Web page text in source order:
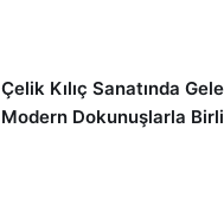
Çelik Kılıç Sanatında
Modern Dokunuşlarla